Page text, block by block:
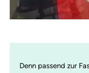
Denn passend zur